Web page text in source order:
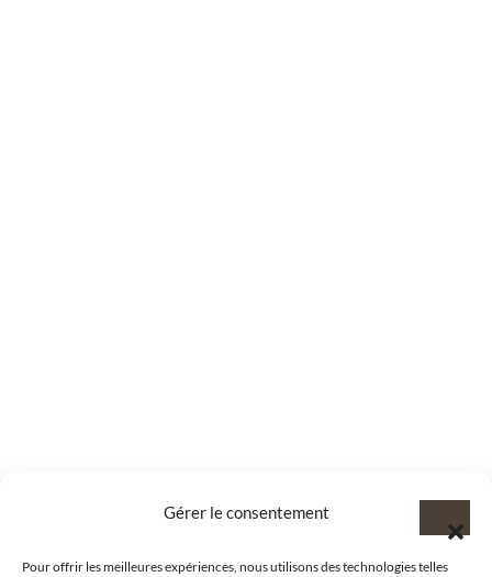
Gérer le consentement
Pour offrir les meilleures expériences, nous utilisons des technologies telles